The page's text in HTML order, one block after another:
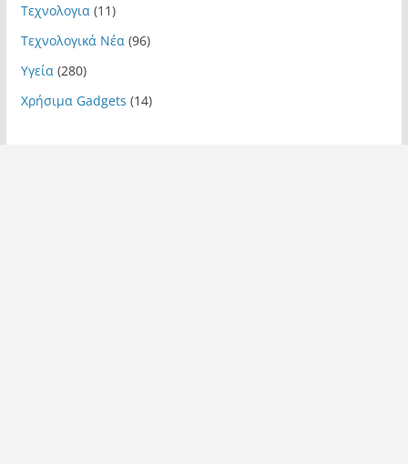
Τεχνολογια (11)
Τεχνολογικά Νέα (96)
Υγεία (280)
Χρήσιμα Gadgets (14)